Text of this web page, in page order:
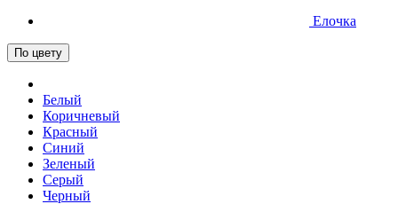
Елочка
По цвету
Белый
Коричневый
Красный
Синий
Зеленый
Серый
Черный